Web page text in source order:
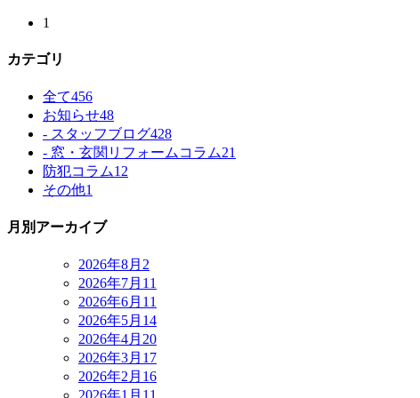
1
カテゴリ
全て456
お知らせ48
- スタッフブログ428
- 窓・玄関リフォームコラム21
防犯コラム12
その他1
月別アーカイブ
2026年8月 2
2026年7月 11
2026年6月 11
2026年5月 14
2026年4月 20
2026年3月 17
2026年2月 16